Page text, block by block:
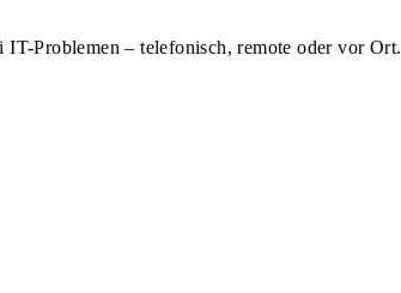
IT-Problemen – telefonisch, remote oder vor Ort.